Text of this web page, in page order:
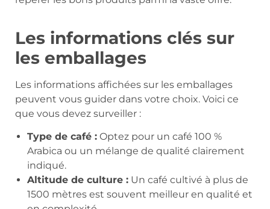
Les informations clés sur
les emballages
Les informations affichées sur les emballages
peuvent vous guider dans votre choix. Voici ce
que vous devez surveiller :
Type de café : Optez pour un café 100 %
Arabica ou un mélange de qualité clairement
indiqué.
Altitude de culture : Un café cultivé à plus de
1500 mètres est souvent meilleur en qualité et